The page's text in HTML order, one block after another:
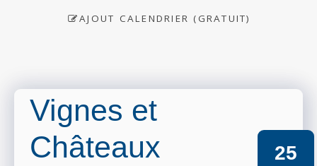
AJOUT CALENDRIER (GRATUIT)
Vignes et
Châteaux
25